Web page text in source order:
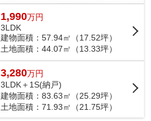
1,990万円
3LDK
建物面積：57.94㎡（17.52坪）
土地面積：44.07㎡（13.33坪）
3,280万円
3LDK＋1S(納戸)
建物面積：83.63㎡（25.29坪）
土地面積：71.93㎡（21.75坪）